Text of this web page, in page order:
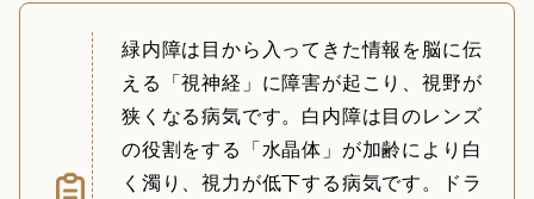
緑内障は目から入ってきた情報を脳に伝
える「視神経」に障害が起こり、視野が
狭くなる病気です。白内障は目のレンズ
の役割をする「水晶体」が加齢により白
く濁り、視力が低下する病気です。ドラ